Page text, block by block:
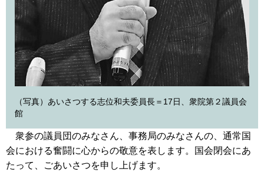
（写真）あいさつする志位和夫委員長＝17日、衆院第２議員会
館
衆参の議員団のみなさん、事務局のみなさんの、通常国
会における奮闘に心からの敬意を表します。国会閉会にあ
たって、ごあいさつを申し上げます。